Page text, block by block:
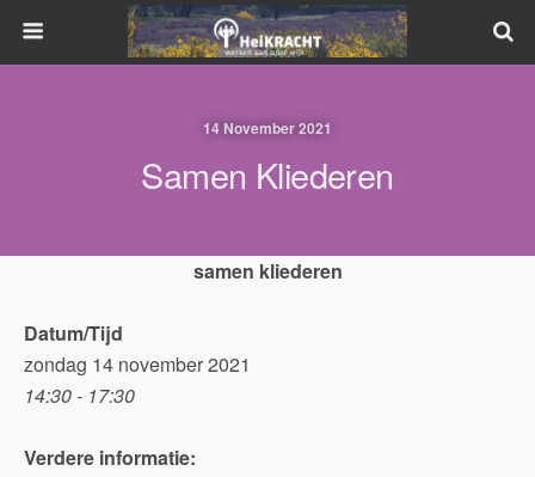
14 November 2021
Samen Kliederen
samen kliederen
Datum/Tijd
zondag 14 november 2021
14:30 - 17:30
Verdere informatie: